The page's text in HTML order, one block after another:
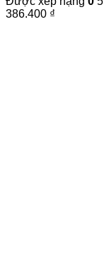
386.400 ₫